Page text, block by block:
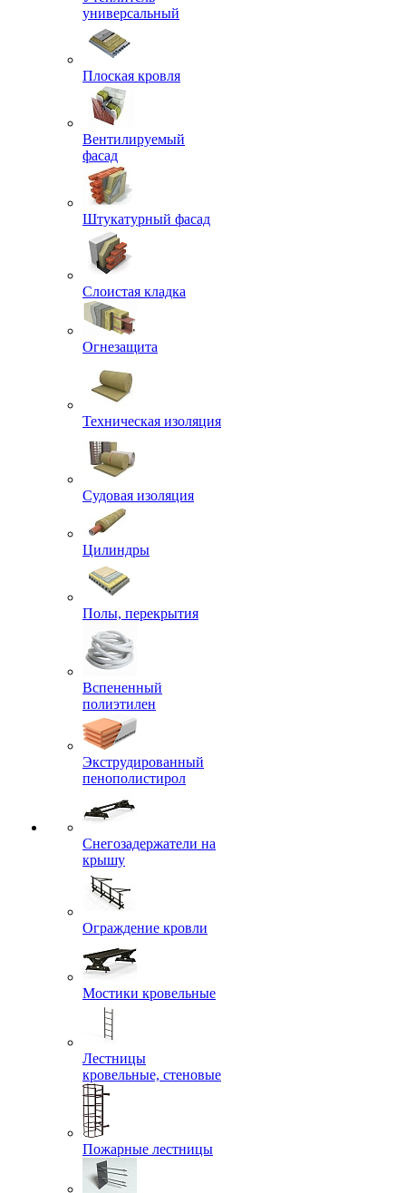
универсальный
Плоская кровля
Вентилируемый
фасад
Штукатурный фасад
Слоистая кладка
Огнезащита
Техническая изоляция
Судовая изоляция
Цилиндры
Полы, перекрытия
Вспененный
полиэтилен
Экструдированный
пенополистирол
Снегозадержатели на
крышу
Ограждение кровли
Мостики кровельные
Лестницы
кровельные, стеновые
Пожарные лестницы